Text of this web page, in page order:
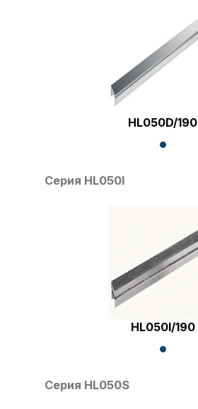
HL050D/190
Серия HL050I
HL050I/190
Серия HL050S